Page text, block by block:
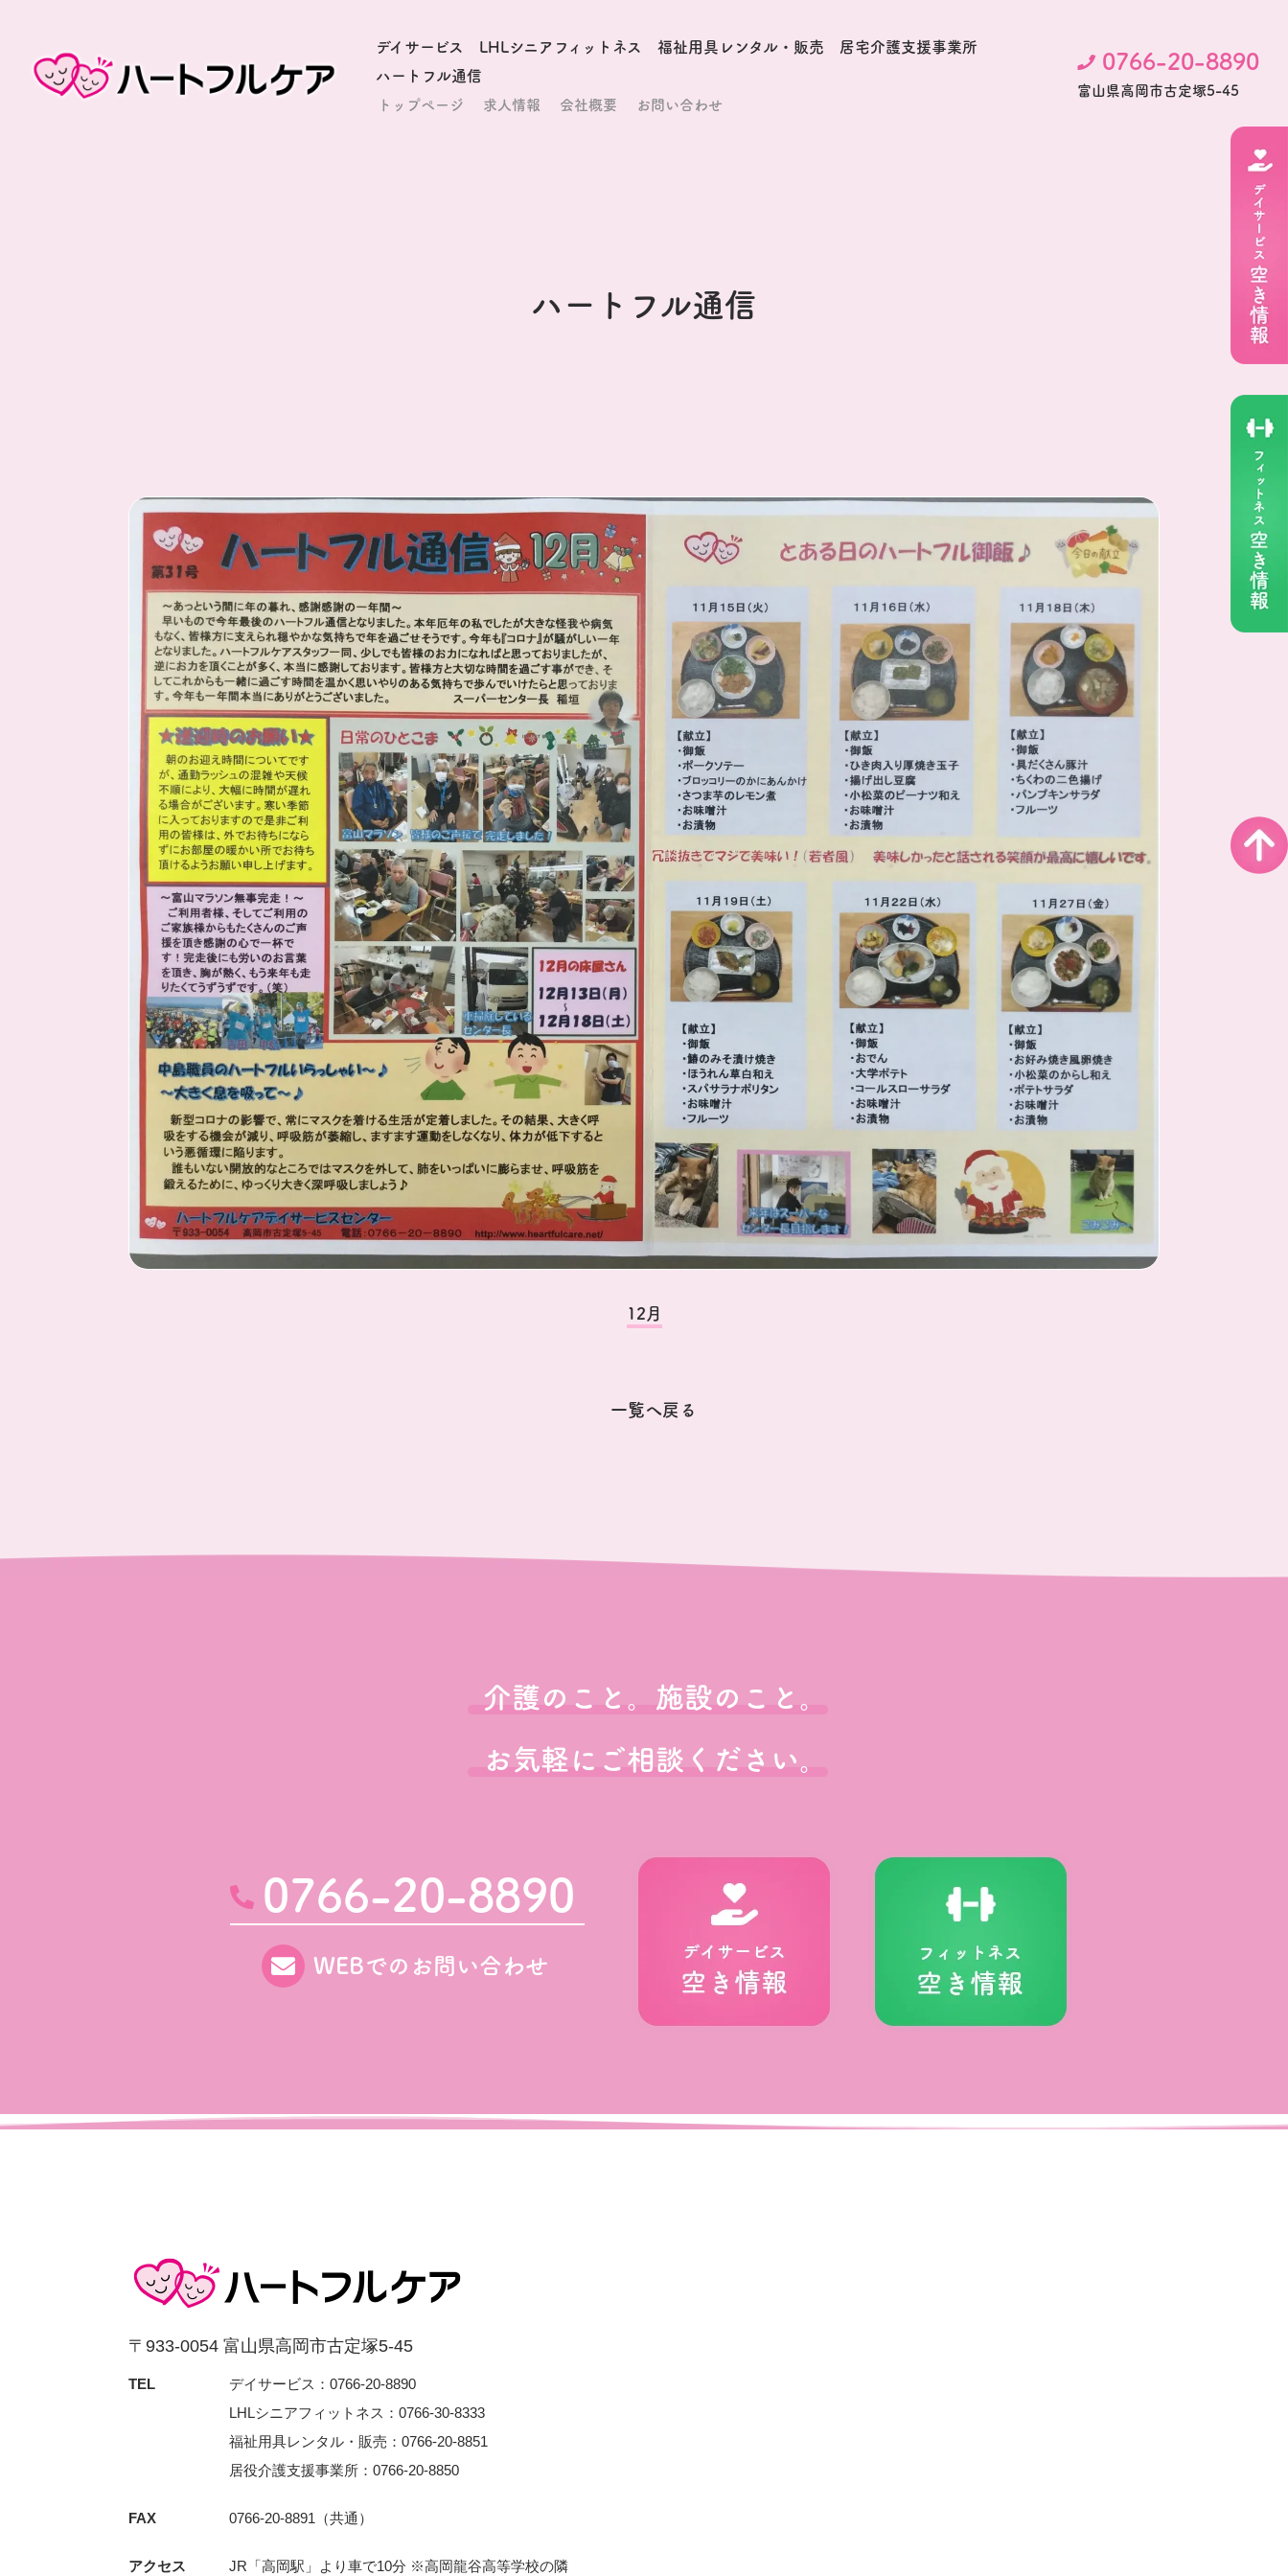
デイサービス LHLシニアフィットネス 福祉用具レンタル・販売
居宅介護支援事業所
ハートフル通信
トップページ 求人情報 会社概要 お問い合わせ
0766-20-8890
富⼭県⾼岡市古定塚5-45
ハートフル通信
12月
一覧へ戻る
介護のこと。施設のこと。
お気軽にご相談ください。
0766-20-8890
WEBでのお問い合わせ
〒933-0054 富⼭県⾼岡市古定塚5-45
TEL
デイサービス：0766-20-8890
LHLシニアフィットネス：0766-30-8333
福祉用具レンタル・販売：0766-20-8851
居役介護支援事業所：0766-20-8850
FAX 0766-20-8891（共通）
アクセス JR「⾼岡駅」より⾞で10分 ※⾼岡⿓⾕⾼等学校の隣